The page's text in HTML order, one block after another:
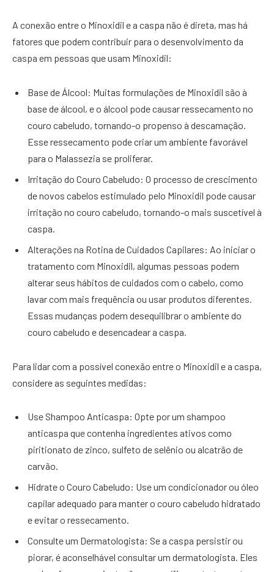
A conexão entre o Minoxidil e a caspa não é direta, mas há
fatores que podem contribuir para o desenvolvimento da
caspa em pessoas que usam Minoxidil:
Base de Álcool: Muitas formulações de Minoxidil são à
base de álcool, e o álcool pode causar ressecamento no
couro cabeludo, tornando-o propenso à descamação.
Esse ressecamento pode criar um ambiente favorável
para o Malassezia se proliferar.
Irritação do Couro Cabeludo: O processo de crescimento
de novos cabelos estimulado pelo Minoxidil pode causar
irritação no couro cabeludo, tornando-o mais suscetível à
caspa.
Alterações na Rotina de Cuidados Capilares: Ao iniciar o
tratamento com Minoxidil, algumas pessoas podem
alterar seus hábitos de cuidados com o cabelo, como
lavar com mais frequência ou usar produtos diferentes.
Essas mudanças podem desequilibrar o ambiente do
couro cabeludo e desencadear a caspa.
Para lidar com a possível conexão entre o Minoxidil e a caspa,
considere as seguintes medidas:
Use Shampoo Anticaspa: Opte por um shampoo
anticaspa que contenha ingredientes ativos como
piritionato de zinco, sulfeto de selênio ou alcatrão de
carvão.
Hidrate o Couro Cabeludo: Use um condicionador ou óleo
capilar adequado para manter o couro cabeludo hidratado
e evitar o ressecamento.
Consulte um Dermatologista: Se a caspa persistir ou
piorar, é aconselhável consultar um dermatologista. Eles